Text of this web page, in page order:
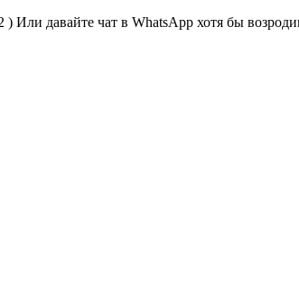
) Или давайте чат в WhatsApp хотя бы